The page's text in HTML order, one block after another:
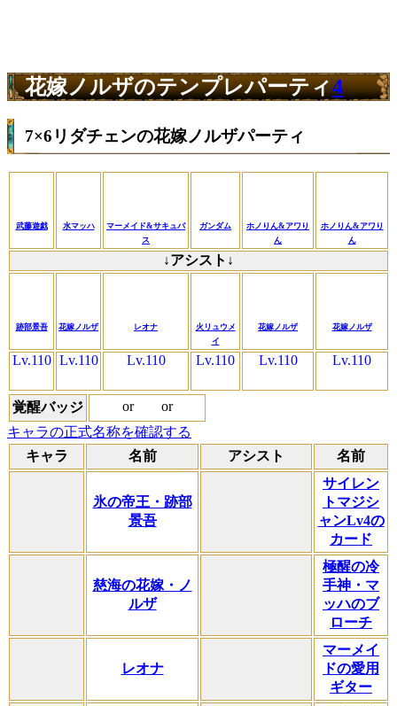
花嫁ノルザのテンプレパーティ4
7×6リダチェンの花嫁ノルザパーティ
武藤遊戯 水マッハ
マーメイド&サキュバ
ス
ガンダム
ホノりん&アワり
ん
ホノりん&アワり
ん
↓アシスト↓
跡部景吾 花嫁ノルザ レオナ
火リュウメ
イ
花嫁ノルザ 花嫁ノルザ
Lv.110 Lv.110 Lv.110 Lv.110 Lv.110 Lv.110
覚醒バッジ or
or
キャラの正式名称を確認する
キャラ
名前 アシスト 名前
氷の帝王・跡部
景吾
サイレン
トマジシ
ャンLv4の
カード
慈海の花嫁・ノ
ルザ
極醒の冷
手神・マ
ッハのブ
ローチ
レオナ
マーメイ
ドの愛用
ギター